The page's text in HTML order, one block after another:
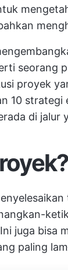
seorang
proyek
10 strategi
di jalur
juga bisa
paling